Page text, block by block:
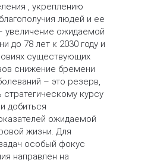
, укреплению
людей и ее
увеличение ожидаемой
до 78 лет к 2030 году и
существующих
снижение бремени
– это резерв,
курсу
добиться
ожидаемой
жизни. Для
особый фокус
направлен на